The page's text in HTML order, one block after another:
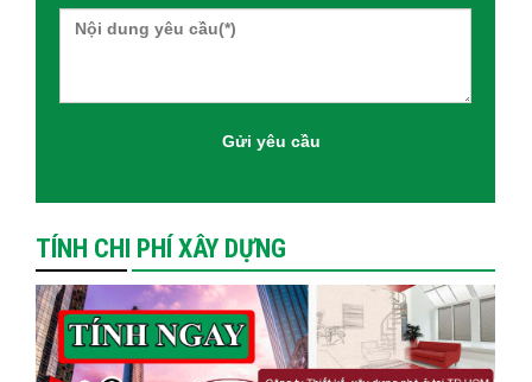
TÍNH CHI PHÍ XÂY DỰNG